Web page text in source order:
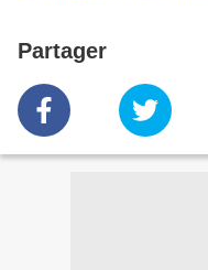
Partager